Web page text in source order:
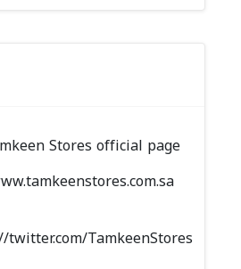
Stores official page
twitter.com/TamkeenStores